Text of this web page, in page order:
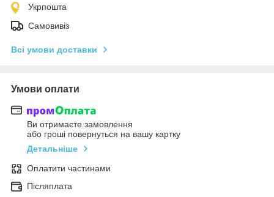
Укрпошта
Самовивіз
Всі умови доставки
Умови оплати
Ви отримаєте замовлення
або гроші повернуться на вашу картку
Детальніше
Оплатити частинами
Післяплата